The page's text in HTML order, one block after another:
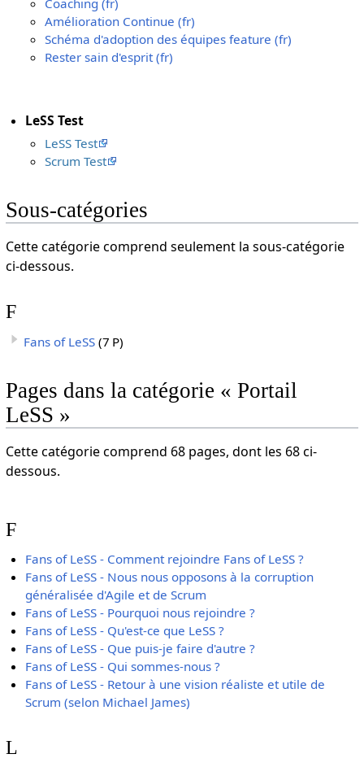
Coaching (fr)
Amélioration Continue (fr)
Schéma d'adoption des équipes feature (fr)
Rester sain d'esprit (fr)
LeSS Test
LeSS Test
Scrum Test
Sous-catégories
Cette catégorie comprend seulement la sous-catégorie
ci-dessous.
F
Fans of LeSS (7 P)
Pages dans la catégorie « Portail
LeSS »
Cette catégorie comprend 68 pages, dont les 68 ci-
dessous.
F
Fans of LeSS - Comment rejoindre Fans of LeSS ?
Fans of LeSS - Nous nous opposons à la corruption
généralisée d'Agile et de Scrum
Fans of LeSS - Pourquoi nous rejoindre ?
Fans of LeSS - Qu'est-ce que LeSS ?
Fans of LeSS - Que puis-je faire d'autre ?
Fans of LeSS - Qui sommes-nous ?
Fans of LeSS - Retour à une vision réaliste et utile de
Scrum (selon Michael James)
L